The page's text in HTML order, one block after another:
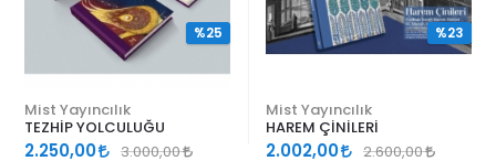
Mist Yayıncılık
TEZHİP YOLCULUĞU
2.250,00 3.000,00
%25
Mist Yayıncılık
HAREM ÇİNİLERİ
2.002,00 2.600,00
%23